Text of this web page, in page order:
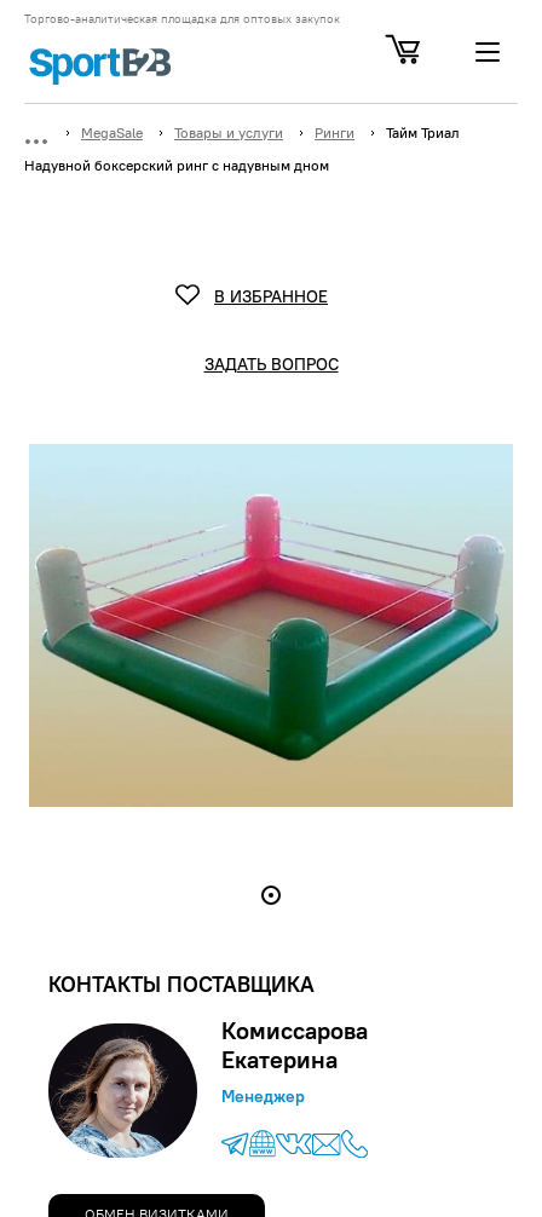
Торгово-аналитическая площадка для оптовых закупок
MegaSale Товары и услуги Ринги
Тайм Триал
Надувной боксерский ринг с надувным дном
В ИЗБРАННОЕ
ЗАДАТЬ ВОПРОС
КОНТАКТЫ ПОСТАВЩИКА
Комиссарова
Екатерина
Менеджер